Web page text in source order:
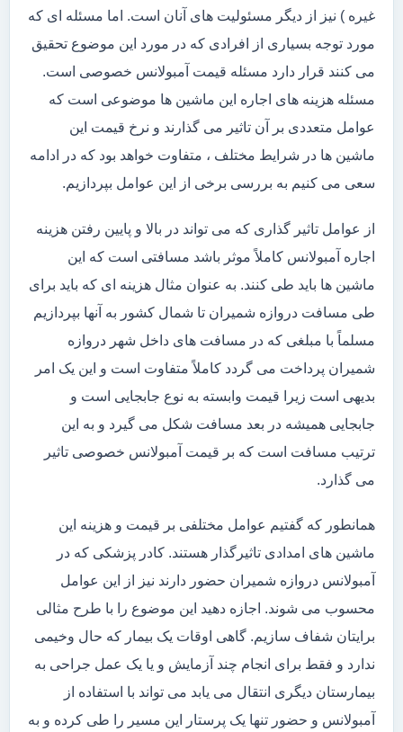
غیره ) نیز از دیگر مسئولیت های آنان است. اما مسئله ای که
مورد توجه بسیاری از افرادی که در مورد این موضوع تحقیق
می کنند قرار دارد مسئله قیمت آمبولانس خصوصی است.
مسئله هزینه های اجاره این ماشین ها موضوعی است که
عوامل متعددی بر آن تاثیر می گذارند و نرخ قیمت این
ماشین ها در شرایط مختلف ، متفاوت خواهد بود که در ادامه
سعی می کنیم به بررسی برخی از این عوامل بپردازیم.
از عوامل تاثیر گذاری که می تواند در بالا و پایین رفتن هزینه
اجاره آمبولانس کاملاً موثر باشد مسافتی است که این
ماشین ها باید طی کنند. به عنوان مثال هزینه ای که باید برای
طی مسافت دروازه شمیران تا شمال کشور به آنها بپردازیم
مسلماً با مبلغی که در مسافت های داخل شهر دروازه
شمیران پرداخت می گردد کاملاً متفاوت است و این یک امر
بدیهی است زیرا قیمت وابسته به نوع جابجایی است و
جابجایی همیشه در بعد مسافت شکل می گیرد و به این
ترتیب مسافت است که بر قیمت آمبولانس خصوصی تاثیر
می گذارد.
همانطور که گفتیم عوامل مختلفی بر قیمت و هزینه این
ماشین های امدادی تاثیرگذار هستند. کادر پزشکی که در
آمبولانس دروازه شمیران حضور دارند نیز از این عوامل
محسوب می شوند. اجازه دهید این موضوع را با طرح مثالی
برایتان شفاف سازیم. گاهی اوقات یک بیمار که حال وخیمی
ندارد و فقط برای انجام چند آزمایش و یا یک عمل جراحی به
بیمارستان دیگری انتقال می یابد می تواند با استفاده از
آمبولانس و حضور تنها یک پرستار این مسیر را طی کرده و به